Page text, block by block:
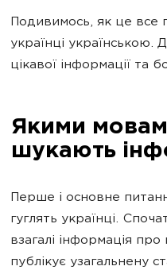
Подивимось, як це все
українці українською.
цікавої інформації та
Якими
шукають
Перше і основне
гуглять українці.
взагалі інформація
публікує узагальнену